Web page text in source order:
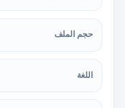
حجم الملف
اللغة